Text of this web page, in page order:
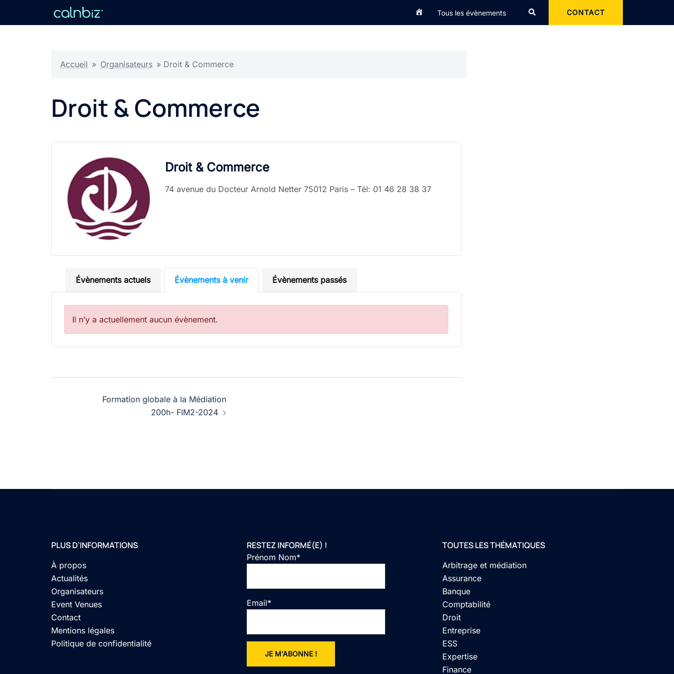
AccueilTous les évènements Rechercher CONTACT
Accueil » Organisateurs » Droit & Commerce
Droit & Commerce
Droit & Commerce
74 avenue du Docteur Arnold Netter 75012 Paris – Tél: 01 46 28 38 37
Évènements actuels Évènements à venir Évènements passés
Il n’y a actuellement aucun évènement.
Navigation
Formation globale à la Médiation
200h- FIM2-2024
PLUS D’INFORMATIONS
À propos
Actualités
Organisateurs
Event Venues
Contact
Mentions légales
Politique de confidentialité
RESTEZ INFORMÉ(E) !
Prénom Nom*
Email*
TOUTES LES THÉMATIQUES
Arbitrage et médiation
Assurance
Banque
Comptabilité
Droit
Entreprise
ESS
Expertise
Finance